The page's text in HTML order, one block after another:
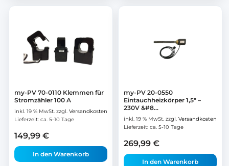
my-PV 70-0110 Klemmen für
Stromzähler 100 A
inkl. 19 % MwSt. zzgl. Versandkosten
Lieferzeit: ca. 5-10 Tage
149,99 €
In den Warenkorb
my-PV 20-0550
Eintauchheizkörper 1,5″ –
230V &#8...
inkl. 19 % MwSt. zzgl. Versandkosten
Lieferzeit: ca. 5-10 Tage
269,99 €
In den Warenkorb